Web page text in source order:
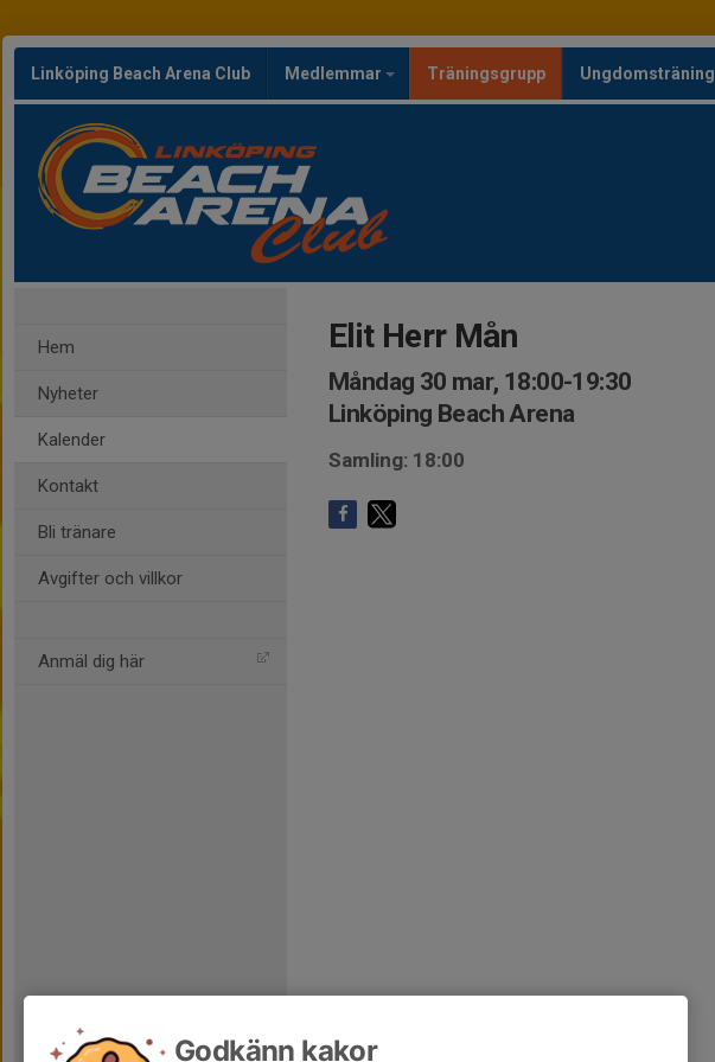
Linköping Beach Arena Club Medlemmar Träningsgrupp Ungdomsträning
Hem
Nyheter
Kalender
Kontakt
Bli tränare
Avgifter och villkor
Anmäl dig här
Elit Herr Mån
Måndag 30 mar, 18:00-19:30
Linköping Beach Arena
Samling: 18:00
Godkänn kakor